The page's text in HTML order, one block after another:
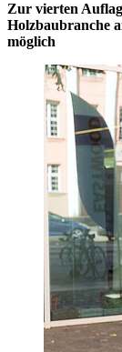
Zur vierten
Holzbaubranche
möglich